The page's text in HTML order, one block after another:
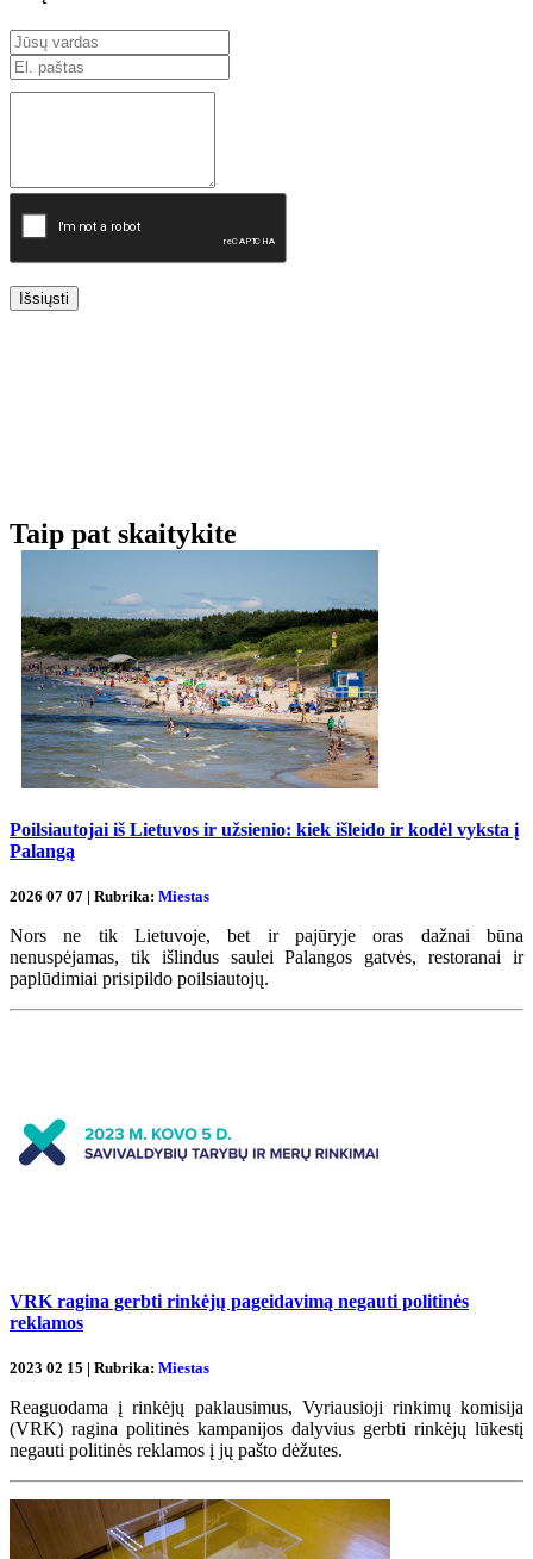
Išsiųsti
Taip pat skaitykite
Poilsiautojai iš Lietuvos ir užsienio: kiek išleido ir kodėl vyksta į
Palangą
2026 07 07 | Rubrika: Miestas
Nors ne tik Lietuvoje, bet ir pajūryje oras dažnai būna
nenuspėjamas, tik išlindus saulei Palangos gatvės, restoranai ir
paplūdimiai prisipildo poilsiautojų.
VRK ragina gerbti rinkėjų pageidavimą negauti politinės
reklamos
2023 02 15 | Rubrika: Miestas
Reaguodama į rinkėjų paklausimus, Vyriausioji rinkimų komisija
(VRK) ragina politinės kampanijos dalyvius gerbti rinkėjų lūkestį
negauti politinės reklamos į jų pašto dėžutes.